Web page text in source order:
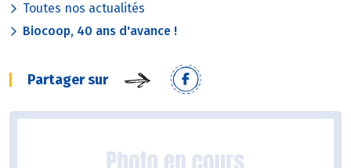
Toutes nos actualités
Biocoop, 40 ans d'avance !
Partager sur